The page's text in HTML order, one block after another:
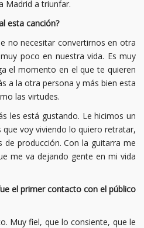
Madrid a triunfar.
esta canción?
no necesitar convertirnos en otra
poco en nuestra vida. Es muy
el momento en el que te quieren
a la otra persona y más bien esta
las virtudes.
les está gustando. Le hicimos un
voy viviendo lo quiero retratar,
producción. Con la guitarra me
me va dejando gente en mi vida
el primer contacto con el público
Muy fiel, que lo consiente, que le